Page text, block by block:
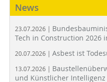
News
23.07.2026 |
Tech in Construction 2026
20.07.2026 | Asbest ist
13.07.2026 |
und Künstlicher Intelligenz